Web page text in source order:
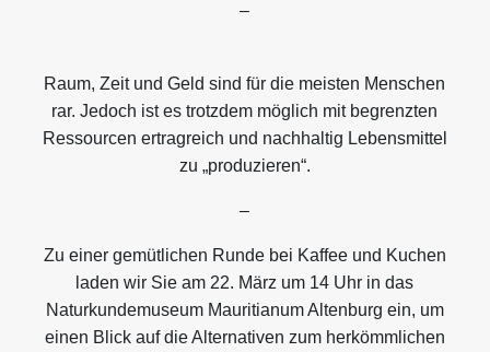
–
Raum, Zeit und Geld sind für die meisten Menschen
rar. Jedoch ist es trotzdem möglich mit begrenzten
Ressourcen ertragreich und nachhaltig Lebensmittel
zu „produzieren“.
–
Zu einer gemütlichen Runde bei Kaffee und Kuchen
laden wir Sie am 22. März um 14 Uhr in das
Naturkundemuseum Mauritianum Altenburg ein, um
einen Blick auf die Alternativen zum herkömmlichen